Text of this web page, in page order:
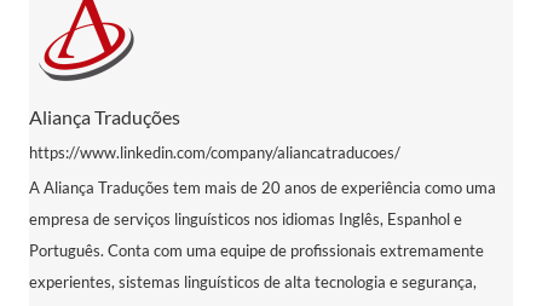
Aliança Traduções
https://www.linkedin.com/company/aliancatraducoes/
A Aliança Traduções tem mais de 20 anos de experiência como uma
empresa de serviços linguísticos nos idiomas Inglês, Espanhol e
Português. Conta com uma equipe de profissionais extremamente
experientes, sistemas linguísticos de alta tecnologia e segurança,